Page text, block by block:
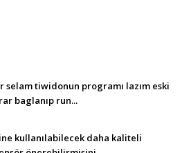
selam tiwidonun programı lazım eski
baglanıp run...
kullanılabilecek daha kaliteli